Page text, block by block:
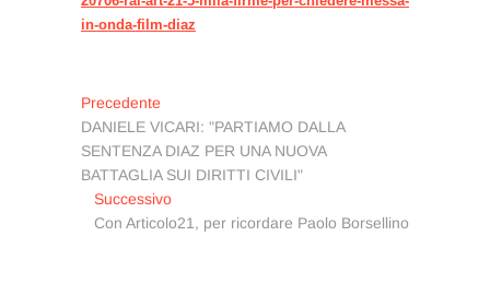
in-onda-film-diaz
Navigazione
articoli
Precedente
precedente:
DANIELE VICARI: "PARTIAMO DALLA
SENTENZA DIAZ PER UNA NUOVA
BATTAGLIA SUI DIRITTI CIVILI"
SuccessivoArticolo
successivo:
Con Articolo21, per ricordare Paolo Borsellino